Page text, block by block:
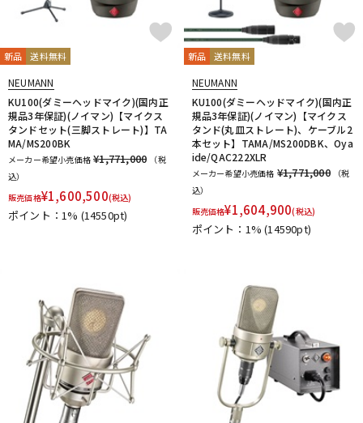
新品 送料無料
NEUMANN
KU100(ダミーヘッドマイク)(国内正
規品3年保証)(ノイマン)【マイクス
タンドセット(三脚ストレート)】TA
MA/MS200BK
メーカー希望小売価格 ¥1,771,000
（税
込）
販売価格¥1,600,500(税込)
ポイント：1% (14550pt)
新品 送料無料
NEUMANN
KU100(ダミーヘッドマイク)(国内正
規品3年保証)(ノイマン)【マイクス
タンド(丸皿ストレート)、ケーブル2
本セット】TAMA/MS200DBK、Oya
ide/QAC222XLR
メーカー希望小売価格 ¥1,771,000
（税
込）
販売価格¥1,604,900(税込)
ポイント：1%(14590pt)